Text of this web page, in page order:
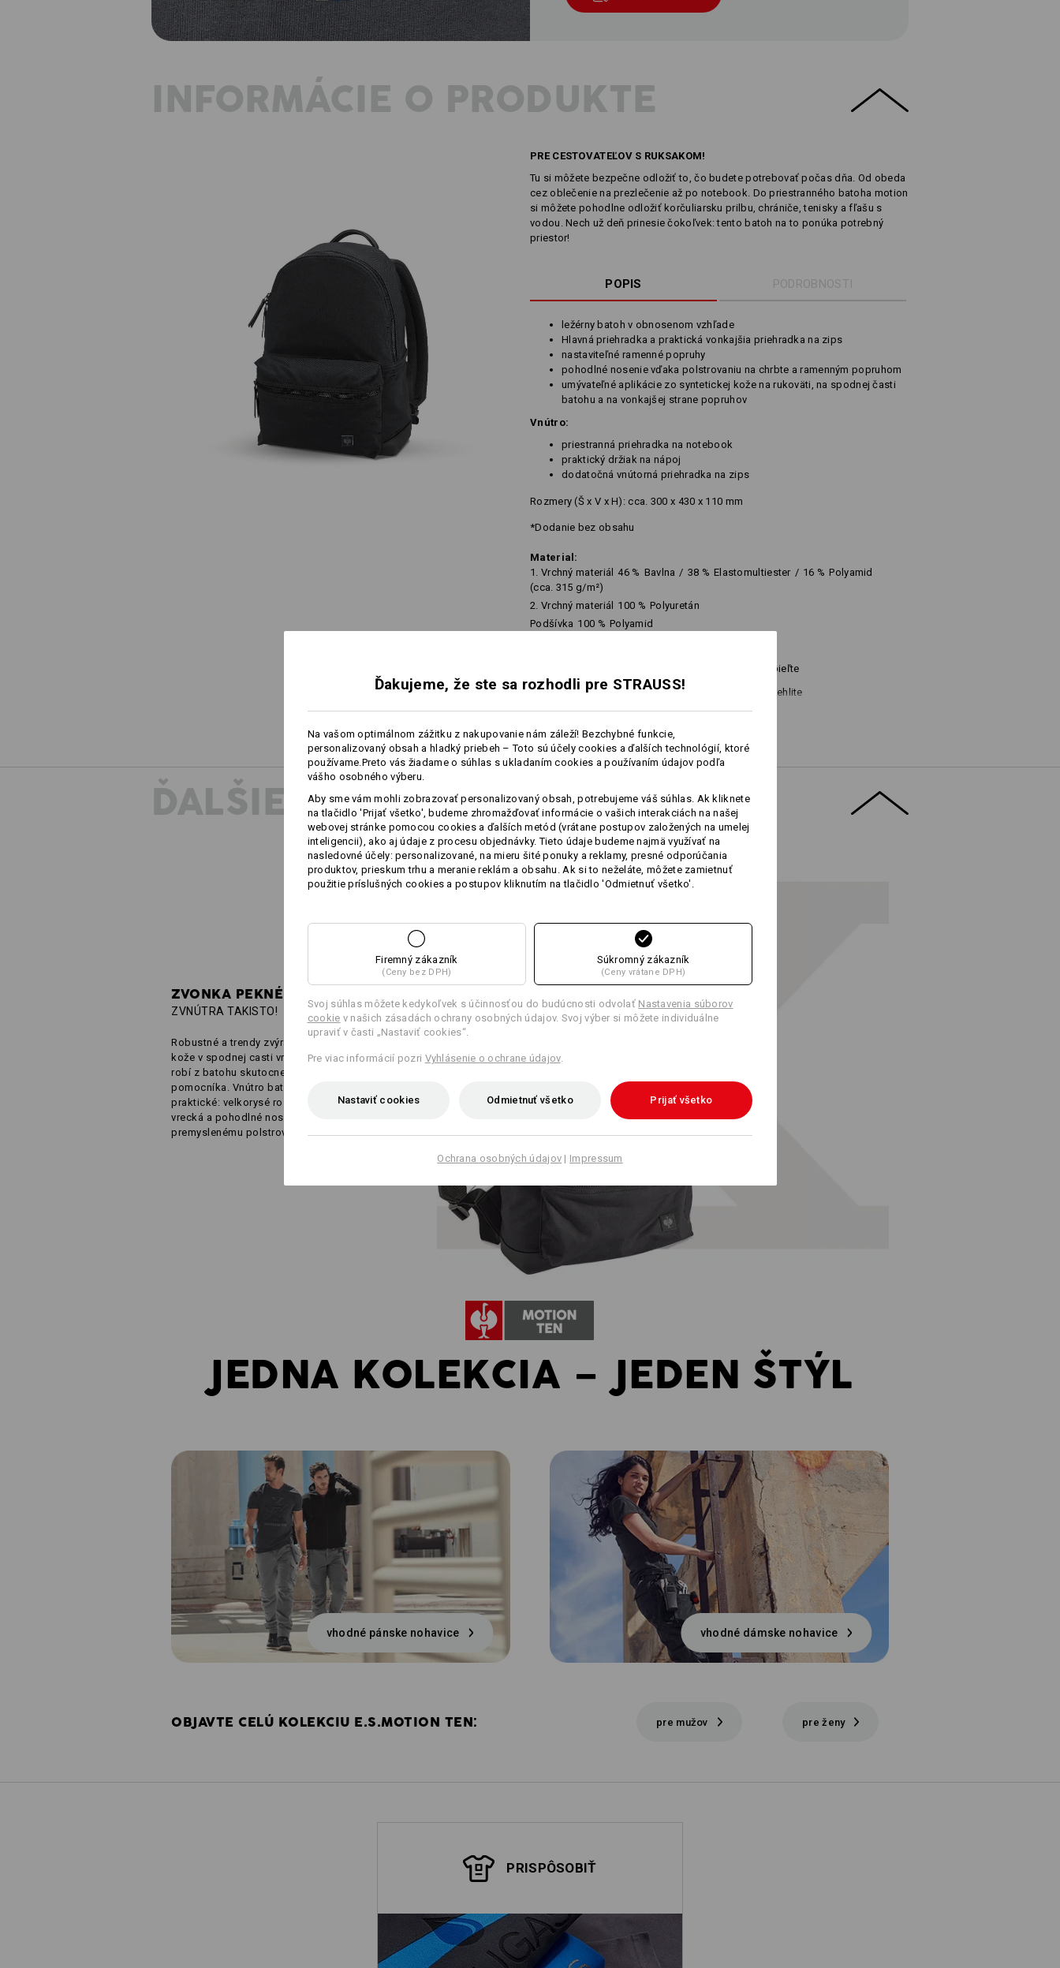
INFORMÁCIE O PRODUKTE
PRE CESTOVATEĽOV S RUKSAKOM!
Tu si môžete bezpečne odložiť to, čo budete potrebovať počas dňa. Od obeda
cez oblečenie na prezlečenie až po notebook. Do priestranného batoha motion
si môžete pohodlne odložiť korčuliarsku prilbu, chrániče, tenisky a fľašu s
vodou. Nech už deň prinesie čokoľvek: tento batoh na to ponúka potrebný
priestor!
POPIS PODROBNOSTI
ležérny batoh v obnosenom vzhľade
Hlavná priehradka a praktická vonkajšia priehradka na zips
nastaviteľné ramenné popruhy
pohodlné nosenie vďaka polstrovaniu na chrbte a ramenným popruhom
umývateľné aplikácie zo syntetickej kože na rukoväti, na spodnej časti
batohu a na vonkajšej strane popruhov
Vnútro:
priestranná priehradka na notebook
praktický držiak na nápoj
dodatočná vnútorná priehradka na zips
Rozmery (Š x V x H): cca. 300 x 430 x 110 mm
*Dodanie bez obsahu
Material:
1. Vrchný materiál
46 % Bavlna / 38 % Elastomultiester / 16 % Polyamid
(cca. 315 g/m²)
2. Vrchný materiál
100 % Polyuretán
Podšívka 100 % Polyamid
Nebieľte
Nesušte v sušičke
Nežehlite
Prispôsobenie:
Vytvoriť podľa seba
viac
ĎALŠIE INFORMÁCIE
ZVONKA PEKNÉ,
ZVNÚTRA TAKISTO!
Robustné a trendy zvýraznenie vo vzhlade
kože v spodnej casti vrecka a na popruhoch
robí z batohu skutocne všestranného
pomocníka. Vnútro batoha je tiež velmi
praktické: velkorysé rozvrhnutie, inteligentné
vrecká a pohodlné nosenie vdaka
premyslenému polstrovaniu.
JEDNA KOLEKCIA – JEDEN ŠTÝL
vhodné pánske nohavice vhodné dámske nohavice
OBJAVTE CELÚ KOLEKCIU E.S.MOTION TEN: pre mužov pre ženy
PRISPÔSOBIŤ
Ďakujeme, že ste sa rozhodli pre STRAUSS!
Na vašom optimálnom zážitku z nakupovanie nám záleží! Bezchybné funkcie,
personalizovaný obsah a hladký priebeh – Toto sú účely cookies a ďalších technológií, ktoré
používame.Preto vás žiadame o súhlas s ukladaním cookies a používaním údajov podľa
vášho osobného výberu.
Aby sme vám mohli zobrazovať personalizovaný obsah, potrebujeme váš súhlas. Ak kliknete
na tlačidlo 'Prijať všetko', budeme zhromažďovať informácie o vašich interakciách na našej
webovej stránke pomocou cookies a ďalších metód (vrátane postupov založených na umelej
inteligencii), ako aj údaje z procesu objednávky. Tieto údaje budeme najmä využívať na
nasledovné účely: personalizované, na mieru šité ponuky a reklamy, presné odporúčania
produktov, prieskum trhu a meranie reklám a obsahu. Ak si to neželáte, môžete zamietnuť
použitie príslušných cookies a postupov kliknutím na tlačidlo 'Odmietnuť všetko'.
Firemný zákazník
(Ceny bez DPH)
Súkromný zákazník
(Ceny vrátane DPH)
Svoj súhlas môžete kedykoľvek s účinnosťou do budúcnosti odvolať Nastavenia súborov
cookie v našich zásadách ochrany osobných údajov. Svoj výber si môžete individuálne
upraviť v časti „Nastaviť cookies“.
Pre viac informácií pozri Vyhlásenie o ochrane údajov.
Nastaviť cookies Odmietnuť všetko Prijať všetko
Ochrana osobných údajov | Impressum